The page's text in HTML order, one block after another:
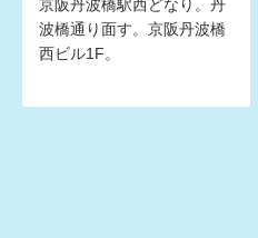
京阪丹波橋駅西どなり。丹
波橋通り面す。京阪丹波橋
西ビル1F。